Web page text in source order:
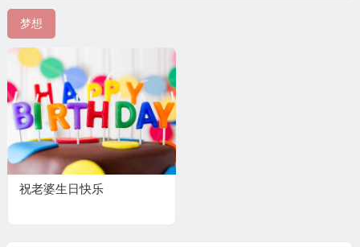
梦想
祝老婆生日快乐